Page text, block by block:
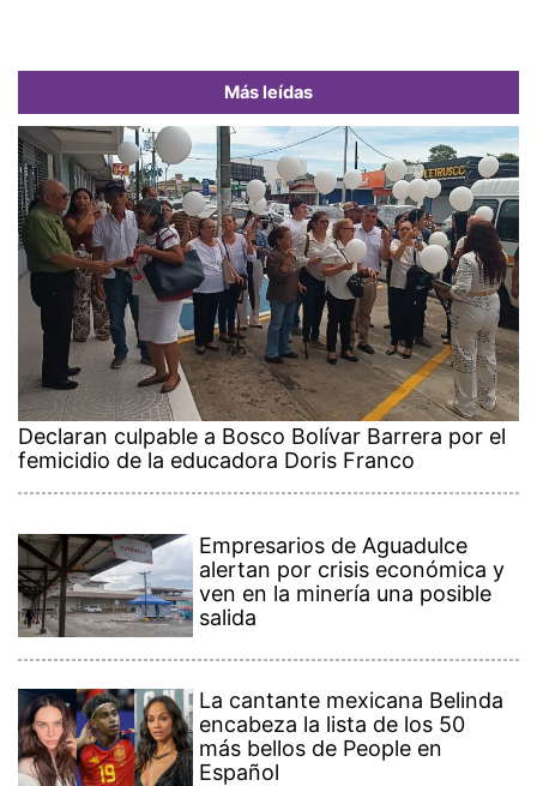
Más leídas
Declaran culpable a Bosco Bolívar Barrera por el
femicidio de la educadora Doris Franco
Empresarios de Aguadulce
alertan por crisis económica y
ven en la minería una posible
salida
La cantante mexicana Belinda
encabeza la lista de los 50
más bellos de People en
Español